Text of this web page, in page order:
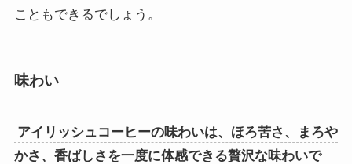
こともできるでしょう。
味わい
アイリッシュコーヒーの味わいは、ほろ苦さ、まろや
かさ、香ばしさを一度に体感できる贅沢な味わいで